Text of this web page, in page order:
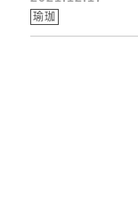
瑜珈